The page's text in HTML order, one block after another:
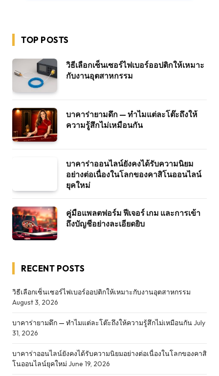
TOP POSTS
วิธีเลือกเซ็นเซอร์ไฟเบอร์ออปติกให้เหมาะ
กับงานอุตสาหกรรม
บาคาร่ายามดึก — ทำไมแต่ละโต๊ะถึงให้
ความรู้สึกไม่เหมือนกัน
บาคาร่าออนไลน์ยังคงได้รับความนิยม
อย่างต่อเนื่องในโลกของคาสิโนออนไลน์
ยุคใหม่
คู่มือแพลตฟอร์ม ฟีเจอร์ เกม และการเข้า
ถึงบัญชีอย่างละเอียดยิบ
RECENT POSTS
วิธีเลือกเซ็นเซอร์ไฟเบอร์ออปติกให้เหมาะกับงานอุตสาหกรรม
August 3, 2026
บาคาร่ายามดึก — ทำไมแต่ละโต๊ะถึงให้ความรู้สึกไม่เหมือนกันJuly
31, 2026
บาคาร่าออนไลน์ยังคงได้รับความนิยมอย่างต่อเนื่องในโลกของคาสิ
โนออนไลน์ยุคใหม่ June 19, 2026